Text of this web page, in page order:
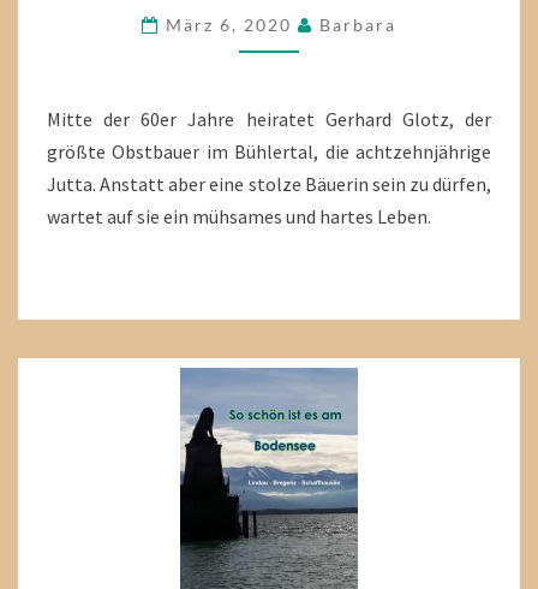
SCHWERE
ZEITEN
März 6, 2020 Barbara
Mitte der 60er Jahre heiratet Gerhard Glotz, der
größte Obstbauer im Bühlertal, die achtzehnjährige
Jutta. Anstatt aber eine stolze Bäuerin sein zu dürfen,
wartet auf sie ein mühsames und hartes Leben.